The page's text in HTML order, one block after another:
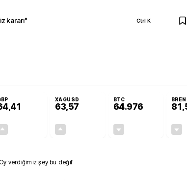
kararı" Ctrl K
XAGUSD
63,57
BTC
64.976
verdiğimiz şey bu değil'